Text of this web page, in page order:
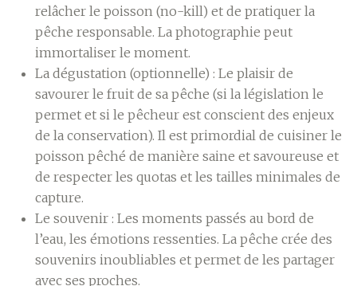
relâcher le poisson (no-kill) et de pratiquer la
pêche responsable. La photographie peut
immortaliser le moment.
La dégustation (optionnelle) : Le plaisir de
savourer le fruit de sa pêche (si la législation le
permet et si le pêcheur est conscient des enjeux
de la conservation). Il est primordial de cuisiner le
poisson pêché de manière saine et savoureuse et
de respecter les quotas et les tailles minimales de
capture.
Le souvenir : Les moments passés au bord de
l’eau, les émotions ressenties. La pêche crée des
souvenirs inoubliables et permet de les partager
avec ses proches.